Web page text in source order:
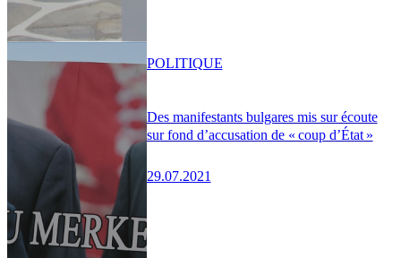
Des manifestants bulgares mis sur écoute
sur fond d’accusation de « coup d’État »
29.07.2021
POLITIQUE